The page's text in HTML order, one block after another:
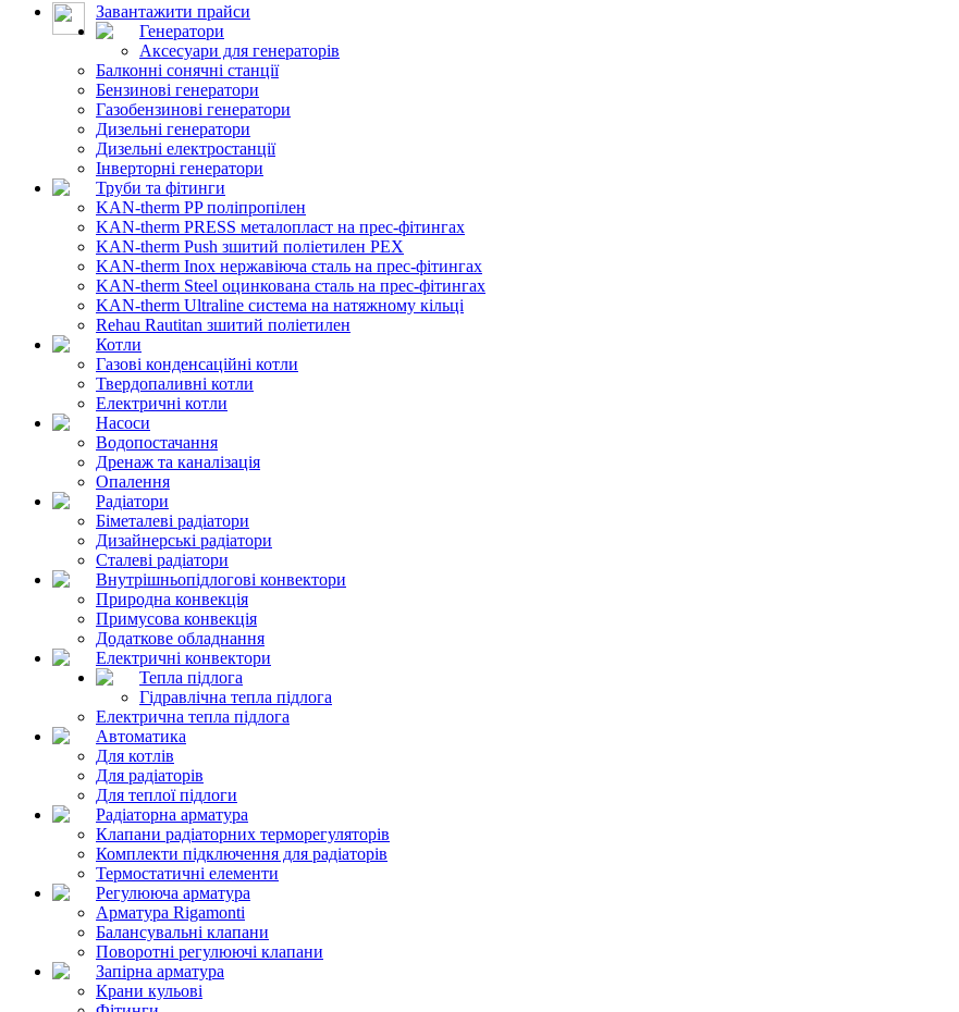
Завантажити прайси
Генератори
Аксесуари для генераторів
Балконні сонячні станції
Бензинові генератори
Газобензинові генератори
Дизельні генератори
Дизельні електростанції
Інверторні генератори
Труби та фітинги
KAN-therm PP поліпропілен
KAN-therm PRESS металопласт на прес-фітингах
KAN-therm Push зшитий поліетилен PEX
KAN-therm Inox нержавіюча сталь на прес-фітингах
KAN-therm Steel оцинкована сталь на прес-фітингах
KAN-therm Ultraline система на натяжному кільці
Rehau Rautitan зшитий поліетилен
Котли
Газові конденсаційні котли
Твердопаливні котли
Електричні котли
Насоси
Водопостачання
Дренаж та каналізація
Опалення
Радіатори
Біметалеві радіатори
Дизайнерські радіатори
Сталеві радіатори
Внутрішньопідлогові конвектори
Природна конвекція
Примусова конвекція
Додаткове обладнання
Електричні конвектори
Тепла підлога
Гідравлічна тепла підлога
Електрична тепла підлога
Автоматика
Для котлів
Для радіаторів
Для теплої підлоги
Радіаторна арматура
Клапани радіаторних терморегуляторів
Комплекти підключення для радіаторів
Термостатичні елементи
Регулююча арматура
Арматура Rigamonti
Балансувальні клапани
Поворотні регулюючі клапани
Запірна арматура
Крани кульові